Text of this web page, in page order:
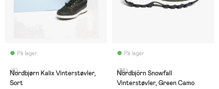
På lager
(6)
Nordbjørn Kalix Vinterstøvler,
Sort
På lager
(36)
Nordbjörn Snowfall
Vinterstøvler, Green Camo